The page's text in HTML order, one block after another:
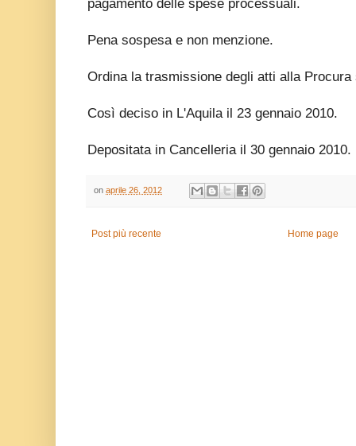
pagamento delle spese processuali.
Pena sospesa e non menzione.
Ordina la trasmissione degli atti alla
Così deciso in L'Aquila il 23 gennaio 2010.
Depositata in Cancelleria il 30 gennaio 2010.
on aprile 26, 2012
Post più recente Home page